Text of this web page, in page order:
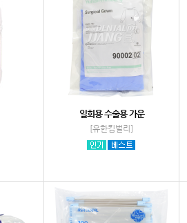
일회용 수술용 가운
[유한킴벌리]